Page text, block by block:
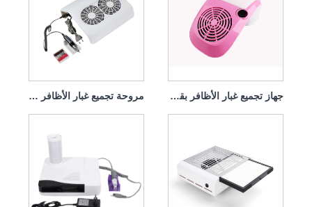
مروحة تجميع غبار الأظافر بقدرة 68 وات مع فلتر جهاز تجميع غبار الأظافر بقدرة 60 وات مع حقيبة مدمجة في الطاولة يسهل تجميعها